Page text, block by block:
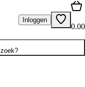
Inloggen
0.00